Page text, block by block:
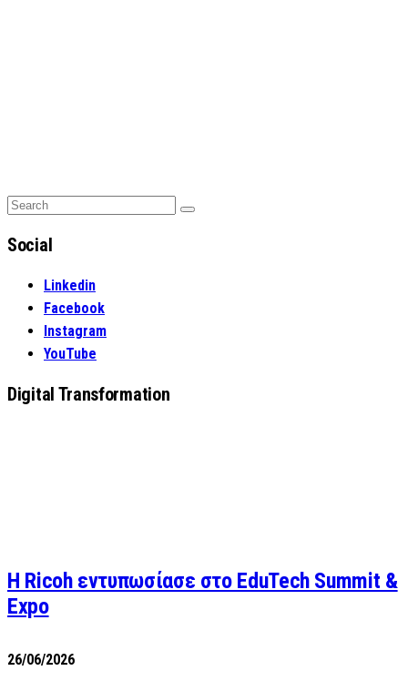
Search
Search
Social
Linkedin
Facebook
Instagram
YouTube
Digital Transformation
Η Ricoh εντυπωσίασε στο EduTech Summit &
Expo
26/06/2026